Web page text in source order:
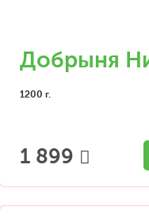
Добрыня
1200 г.
1 899